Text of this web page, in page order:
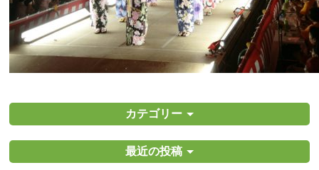
カテゴリー
最近の投稿